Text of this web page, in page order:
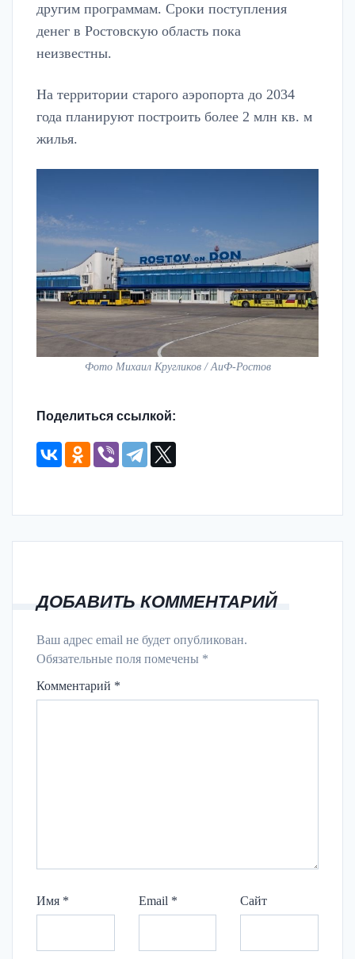
другим программам. Сроки поступления
денег в Ростовскую область пока
неизвестны.
На территории старого аэропорта до 2034
года планируют построить более 2 млн кв. м
жилья.
Фото Михаил Кругликов / АиФ-Ростов
Поделиться ссылкой:
ДОБАВИТЬ КОММЕНТАРИЙ
Ваш адрес email не будет опубликован.
Обязательные поля помечены *
Комментарий *
Имя * Email * Сайт